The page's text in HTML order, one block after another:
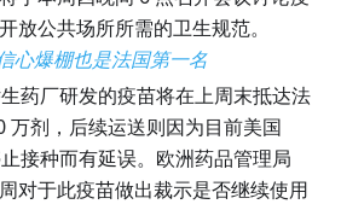
放公共场所所需的卫生规范。
心爆棚也是法国第一名
药厂研发的疫苗将在上周末抵达法
万剂，后续运送则因为目前美国
接种而有延误。欧洲药品管理局
对于此疫苗做出裁示是否继续使用